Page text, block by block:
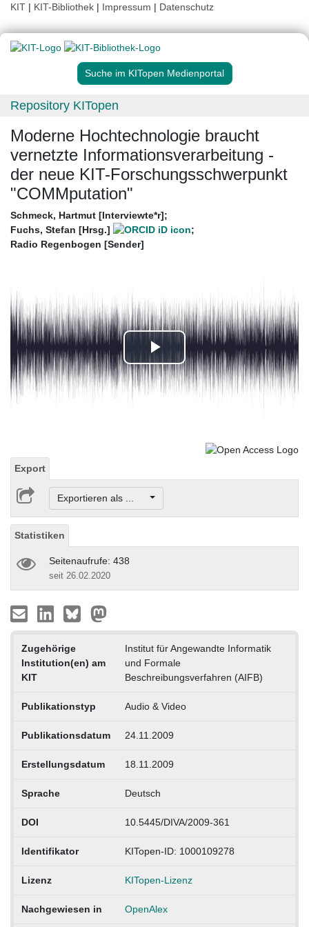
KIT | KIT-Bibliothek | Impressum | Datenschutz
Suche im KITopen Medienportal
Repository KITopen
Moderne Hochtechnologie braucht
vernetzte Informationsverarbeitung -
der neue KIT-Forschungsschwerpunkt
"COMMputation"
Schmeck, Hartmut [Interviewte*r];
Fuchs, Stefan [Hrsg.]
;
Radio Regenbogen [Sender]
Play
Video
Export
Exportieren als ...
Statistiken
Seitenaufrufe: 438
seit 26.02.2020
Zugehörige
Institution(en) am
KIT
Institut für Angewandte Informatik
und Formale
Beschreibungsverfahren (AIFB)
Publikationstyp Audio & Video
Publikationsdatum 24.11.2009
Erstellungsdatum 18.11.2009
Sprache Deutsch
DOI 10.5445/DIVA/2009-361
Identifikator KITopen-ID: 1000109278
Lizenz KITopen-Lizenz
Nachgewiesen in OpenAlex